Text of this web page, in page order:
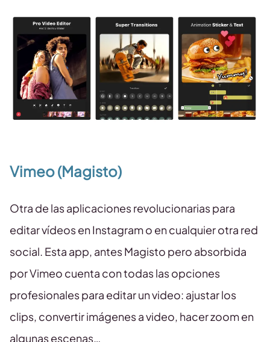
Vimeo (Magisto)
Otra de las aplicaciones revolucionarias para
editar vídeos en Instagram o en cualquier otra red
social. Esta app, antes Magisto pero absorbida
por Vimeo cuenta con todas las opciones
profesionales para editar un video: ajustar los
clips, convertir imágenes a video, hacer zoom en
algunas escenas…